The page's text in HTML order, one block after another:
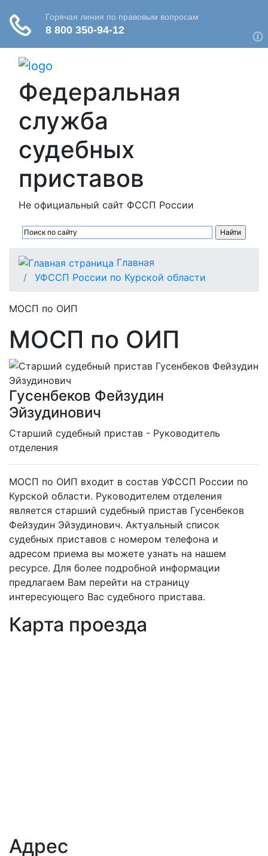
Федеральная
служба
судебных
приставов
Не официальный сайт ФССП России
Главная
УФССП России по Курской области
МОСП по ОИП
МОСП по ОИП
Гусенбеков Фейзудин
Эйзудинович
Cтарший судебный пристав - Руководитель
отделения
МОСП по ОИП входит в состав УФССП России по
Курской области. Руководителем отделения
является старший судебный пристав Гусенбеков
Фейзудин Эйзудинович. Актуальный список
судебных приставов с номером телефона и
адресом приема вы можете узнать на нашем
ресурсе. Для более подробной информации
предлагаем Вам перейти на страницу
интересующего Вас судебного пристава.
Карта проезда
Адрес